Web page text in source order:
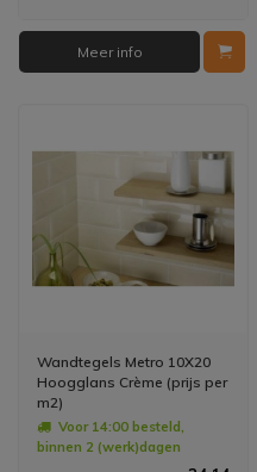
Meer info
Wandtegels Metro 10X20
Hoogglans Crème (prijs per
m2)
Voor 14:00 besteld,
binnen 2 (werk)dagen